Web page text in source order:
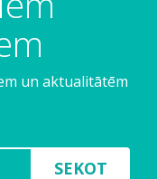
un aktualitātēm
SEKOT